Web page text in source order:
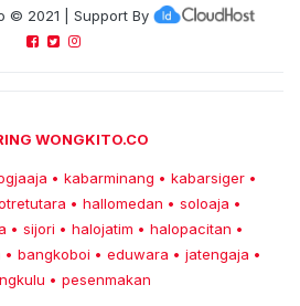
© 2021 | Support By
WONGKITO.CO
• kabarminang • kabarsiger •
• hallomedan • soloaja •
• sijori • halojatim • halopacitan •
• bangkoboi • eduwara • jatengaja •
• pesenmakan